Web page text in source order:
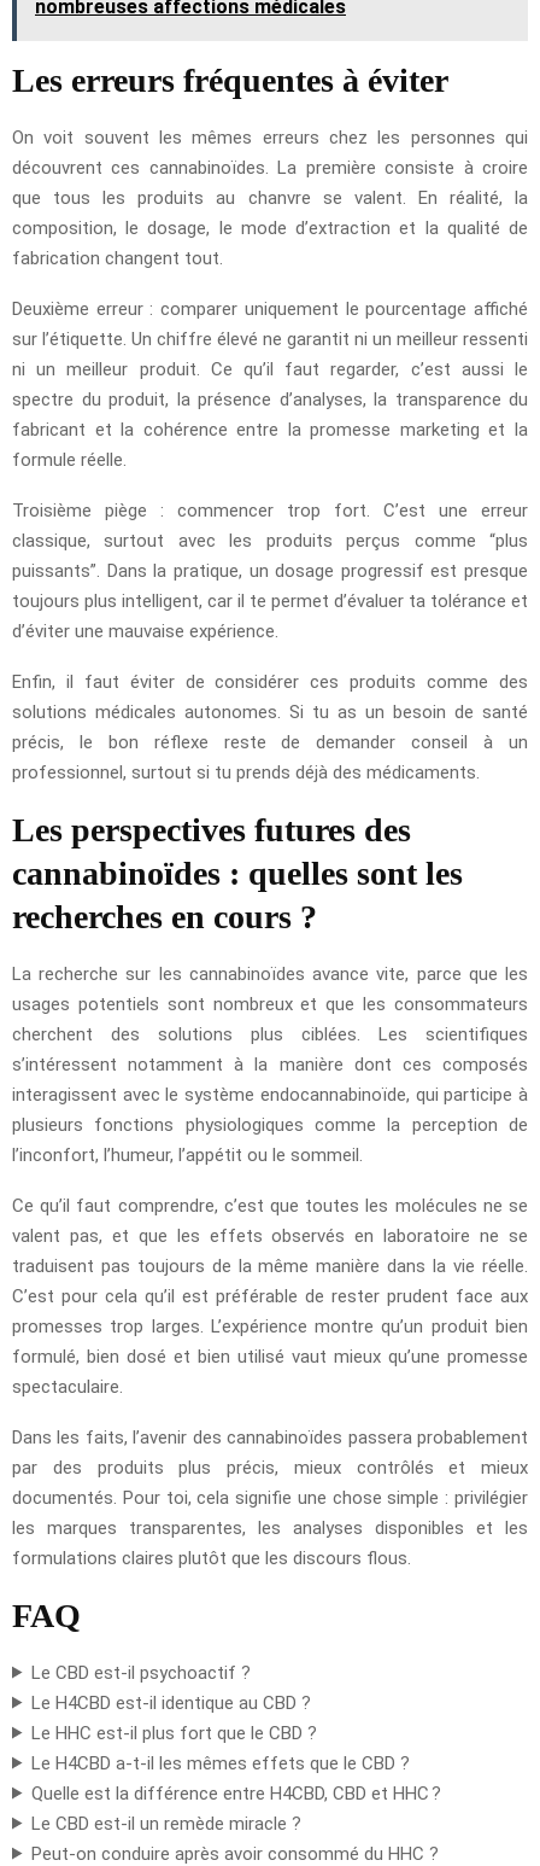
nombreuses affections médicales
Les erreurs fréquentes à éviter
On voit souvent les mêmes erreurs chez les personnes qui
découvrent ces cannabinoïdes. La première consiste à croire
que tous les produits au chanvre se valent. En réalité, la
composition, le dosage, le mode d’extraction et la qualité de
fabrication changent tout.
Deuxième erreur : comparer uniquement le pourcentage affiché
sur l’étiquette. Un chiffre élevé ne garantit ni un meilleur ressenti
ni un meilleur produit. Ce qu’il faut regarder, c’est aussi le
spectre du produit, la présence d’analyses, la transparence du
fabricant et la cohérence entre la promesse marketing et la
formule réelle.
Troisième piège : commencer trop fort. C’est une erreur
classique, surtout avec les produits perçus comme “plus
puissants”. Dans la pratique, un dosage progressif est presque
toujours plus intelligent, car il te permet d’évaluer ta tolérance et
d’éviter une mauvaise expérience.
Enfin, il faut éviter de considérer ces produits comme des
solutions médicales autonomes. Si tu as un besoin de santé
précis, le bon réflexe reste de demander conseil à un
professionnel, surtout si tu prends déjà des médicaments.
Les perspectives futures des
cannabinoïdes : quelles sont les
recherches en cours ?
La recherche sur les cannabinoïdes avance vite, parce que les
usages potentiels sont nombreux et que les consommateurs
cherchent des solutions plus ciblées. Les scientifiques
s’intéressent notamment à la manière dont ces composés
interagissent avec le système endocannabinoïde, qui participe à
plusieurs fonctions physiologiques comme la perception de
l’inconfort, l’humeur, l’appétit ou le sommeil.
Ce qu’il faut comprendre, c’est que toutes les molécules ne se
valent pas, et que les effets observés en laboratoire ne se
traduisent pas toujours de la même manière dans la vie réelle.
C’est pour cela qu’il est préférable de rester prudent face aux
promesses trop larges. L’expérience montre qu’un produit bien
formulé, bien dosé et bien utilisé vaut mieux qu’une promesse
spectaculaire.
Dans les faits, l’avenir des cannabinoïdes passera probablement
par des produits plus précis, mieux contrôlés et mieux
documentés. Pour toi, cela signifie une chose simple : privilégier
les marques transparentes, les analyses disponibles et les
formulations claires plutôt que les discours flous.
FAQ
Le CBD est-il psychoactif ?
Le H4CBD est-il identique au CBD ?
Le HHC est-il plus fort que le CBD ?
Le H4CBD a-t-il les mêmes effets que le CBD ?
Quelle est la différence entre H4CBD, CBD et HHC ?
Le CBD est-il un remède miracle ?
Peut-on conduire après avoir consommé du HHC ?